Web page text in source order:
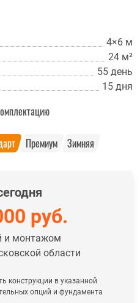
4×6 м
24 м²
55 день
15 дня
Премиум Зимняя
руб.
и монтажом
области
конструкции в указанной
опций и фундамента